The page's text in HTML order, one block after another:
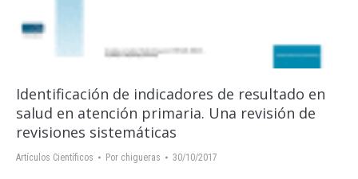
Identificación de indicadores de resultado en
salud en atención primaria. Una revisión de
revisiones sistemáticas
Artículos Científicos Por chigueras 30/10/2017